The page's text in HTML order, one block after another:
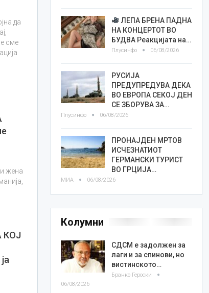
да
сме
жена
КОЈ
ЛЕПА БРЕНА ПАДНА
НА КОНЦЕРТОТ ВО
БУДВА Реакцијата на…
Плусинфо 06/08/2026
РУСИЈА
ПРЕДУПРЕДУВА ДЕКА
ВО ЕВРОПА СЕКОЈ ДЕН
СЕ ЗБОРУВА ЗА…
Плусинфо 06/08/2026
ПРОНАЈДЕН МРТОВ
ИСЧЕЗНАТИОТ
ГЕРМАНСКИ ТУРИСТ
ВО ГРЦИЈА…
МИА 06/08/2026
Колумни
СДСМ е задолжен за
лаги и за спинови, но
вистинското…
Бранко Героски
06/08/2026